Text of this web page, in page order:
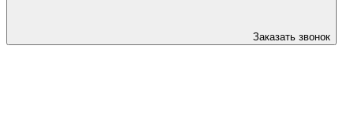
Заказать звонок